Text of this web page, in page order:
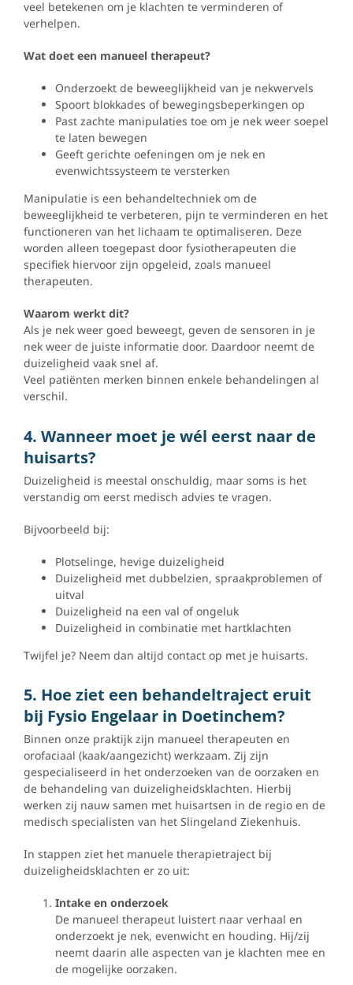
veel betekenen om je klachten te verminderen of
verhelpen.
Wat doet een manueel therapeut?
Onderzoekt de beweeglijkheid van je nekwervels
Spoort blokkades of bewegingsbeperkingen op
Past zachte manipulaties toe om je nek weer soepel
te laten bewegen
Geeft gerichte oefeningen om je nek en
evenwichtssysteem te versterken
Manipulatie is een behandeltechniek om de
beweeglijkheid te verbeteren, pijn te verminderen en het
functioneren van het lichaam te optimaliseren. Deze
worden alleen toegepast door fysiotherapeuten die
specifiek hiervoor zijn opgeleid, zoals manueel
therapeuten.
Waarom werkt dit?
Als je nek weer goed beweegt, geven de sensoren in je
nek weer de juiste informatie door. Daardoor neemt de
duizeligheid vaak snel af.
Veel patiënten merken binnen enkele behandelingen al
verschil.
4. Wanneer moet je wél eerst naar de
huisarts?
Duizeligheid is meestal onschuldig, maar soms is het
verstandig om eerst medisch advies te vragen.
Bijvoorbeeld bij:
Plotselinge, hevige duizeligheid
Duizeligheid met dubbelzien, spraakproblemen of
uitval
Duizeligheid na een val of ongeluk
Duizeligheid in combinatie met hartklachten
Twijfel je? Neem dan altijd contact op met je huisarts.
5. Hoe ziet een behandeltraject eruit
bij Fysio Engelaar in Doetinchem?
Binnen onze praktijk zijn manueel therapeuten en
orofaciaal (kaak/aangezicht) werkzaam. Zij zijn
gespecialiseerd in het onderzoeken van de oorzaken en
de behandeling van duizeligheidsklachten. Hierbij
werken zij nauw samen met huisartsen in de regio en de
medisch specialisten van het Slingeland Ziekenhuis.
In stappen ziet het manuele therapietraject bij
duizeligheidsklachten er zo uit:
Intake en onderzoek
De manueel therapeut luistert naar verhaal en
onderzoekt je nek, evenwicht en houding. Hij/zij
neemt daarin alle aspecten van je klachten mee en
de mogelijke oorzaken.